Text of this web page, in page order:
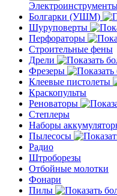
Болгарки (УШМ)
Шуруповерты
Перфораторы
Строительные фены
Дрели
Фрезеры
Клеевые пистолеты
Краскопульты
Реноваторы
Степлеры
Наборы
Пылесосы
Радио
Штроборезы
Отбойные молотки
Фонари
Пилы